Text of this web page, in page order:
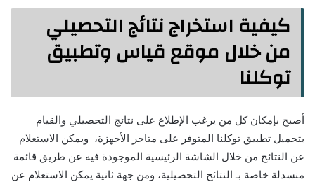
كيفية استخراج نتائج التحصيلي
من خلال موقع قياس وتطبيق
توكلنا
أصبح بإمكان كل من يرغب الإطلاع على نتائج التحصيلي والقيام
بتحميل تطبيق توكلنا المتوفر على متاجر الأجهزة، ويمكن الاستعلام
عن النتائج من خلال الشاشة الرئيسية الموجودة فيه عن طريق قائمة
منسدلة خاصة بـ النتائج التحصيلية، ومن جهة ثانية يمكن الاستعلام عن